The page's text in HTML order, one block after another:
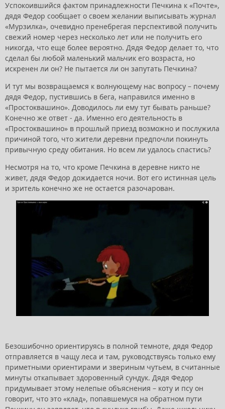
Успокоившийся фактом принадлежности Печкина к «Почте»,
дядя Федор сообщает о своем желании выписывать журнал
«Мурзилка», очевидно пренебрегая перспективой получить
свежий номер через несколько лет или не получить его
никогда, что еще более вероятно. Дядя Федор делает то, что
сделал бы любой маленький мальчик его возраста, но
искренен ли он? Не пытается ли он запутать Печкина?
И тут мы возвращаемся к волнующему нас вопросу – почему
дядя Федор, пустившись в бега, направился именно в
«Простоквашино». Доводилось ли ему тут бывать раньше?
Конечно же ответ - да. Именно его деятельность в
«Простоквашино» в прошлый приезд возможно и послужила
причиной того, что жители деревни предпочли покинуть
привычную среду обитания. Но всем ли удалось спастись?
Несмотря на то, что кроме Печкина в деревне никто не
живет, дядя Федор дожидается ночи. Вот его истинная цель
и зритель конечно же не остается разочарован.
Безошибочно ориентируясь в полной темноте, дядя Федор
отправляется в чащу леса и там, руководствуясь только ему
приметными ориентирами и звериным чутьем, в считанные
минуты откапывает здоровенный сундук. Дядя Федор
придумывает этому нелепые объяснения – коту и псу он
говорит, что это «клад», попавшемуся на обратном пути